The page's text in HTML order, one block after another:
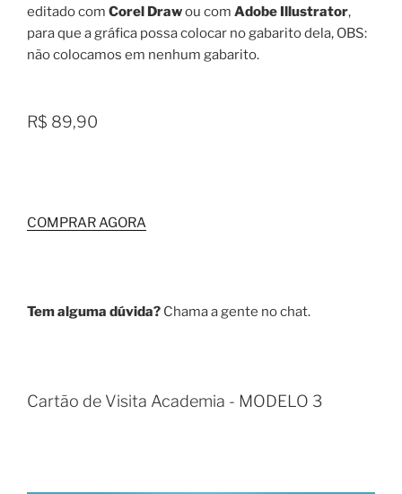
editado com Corel Drawou com Adobe Illustrator,
para que a gráfica possa colocar no gabarito dela, OBS:
não colocamos em nenhum gabarito.
R$ 89,90
COMPRAR AGORA
Tem alguma dúvida? Chama a gente no chat.
Cartão de Visita Academia - MODELO 3